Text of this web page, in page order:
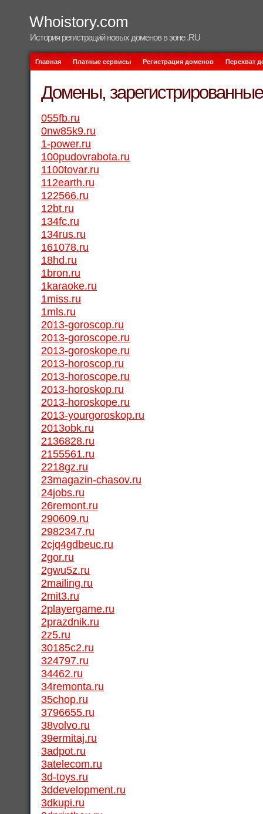
Whoistory.com
История регистраций новых доменов в зоне .RU
Главная Платные сервисы Регистрация доменов Перехват
Домены,
055fb.ru
0nw85k9.ru
1-power.ru
100pudovrabota.ru
1100tovar.ru
112earth.ru
122566.ru
12bt.ru
134fc.ru
134rus.ru
161078.ru
18hd.ru
1bron.ru
1karaoke.ru
1miss.ru
1mls.ru
2013-goroscop.ru
2013-goroscope.ru
2013-goroskope.ru
2013-horoscop.ru
2013-horoscope.ru
2013-horoskop.ru
2013-horoskope.ru
2013-yourgoroskop.ru
2013obk.ru
2136828.ru
2155561.ru
2218gz.ru
23magazin-chasov.ru
24jobs.ru
26remont.ru
290609.ru
2982347.ru
2cjq4gdbeuc.ru
2gor.ru
2gwu5z.ru
2mailing.ru
2mit3.ru
2playergame.ru
2prazdnik.ru
2z5.ru
30185c2.ru
324797.ru
34462.ru
34remonta.ru
35chop.ru
3796655.ru
38volvo.ru
39ermitaj.ru
3adpot.ru
3atelecom.ru
3d-toys.ru
3ddevelopment.ru
3dkupi.ru